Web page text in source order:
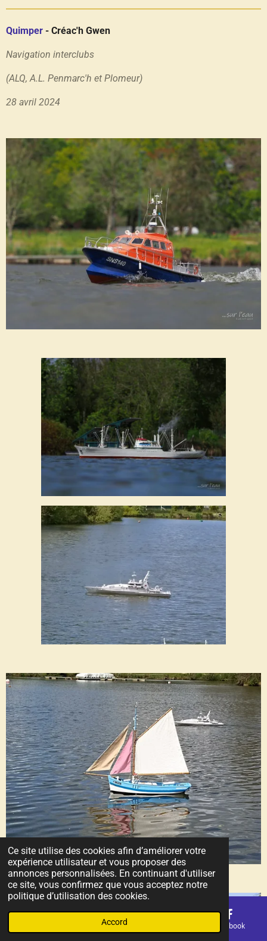
Ce site utilise des cookies afin d’améliorer votre
expérience utilisateur et vous proposer des
annonces personnalisées. En continuant d'utiliser
ce site, vous confirmez que vous acceptez notre
politique d’utilisation des cookies.
Accord
Quimper - Créac'h Gwen
Navigation interclubs
(ALQ, A.L. Penmarc'h et Plomeur)
28 avril 2024
Téléphone Facebook